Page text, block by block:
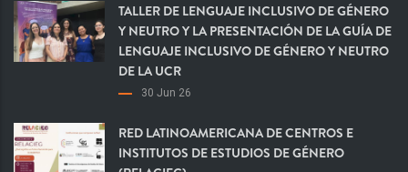
TALLER DE LENGUAJE INCLUSIVO DE GÉNERO
Y NEUTRO Y LA PRESENTACIÓN DE LA GUÍA DE
LENGUAJE INCLUSIVO DE GÉNERO Y NEUTRO
DE LA UCR
30 Jun 26
RED LATINOAMERICANA DE CENTROS E
INSTITUTOS DE ESTUDIOS DE GÉNERO